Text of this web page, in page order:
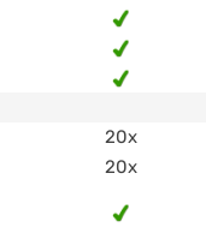
20x
20x